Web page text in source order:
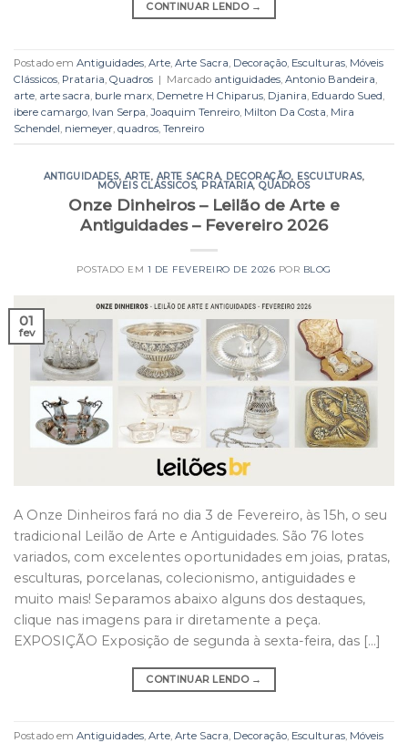
CONTINUAR LENDO →
Postado em Antiguidades, Arte, Arte Sacra, Decoração, Esculturas, Móveis
Clássicos, Prataria, Quadros | Marcado antiguidades, Antonio Bandeira,
arte, arte sacra, burle marx, Demetre H Chiparus, Djanira, Eduardo Sued,
ibere camargo, Ivan Serpa, Joaquim Tenreiro, Milton Da Costa, Mira
Schendel, niemeyer, quadros, Tenreiro
ANTIGUIDADES, ARTE, ARTE SACRA, DECORAÇÃO, ESCULTURAS,
MÓVEIS CLÁSSICOS, PRATARIA,QUADROS
Onze Dinheiros – Leilão de Arte e
Antiguidades – Fevereiro 2026
POSTADO EM 1 DE FEVEREIRO DE 2026 POR BLOG
01
fev
A Onze Dinheiros fará no dia 3 de Fevereiro, às 15h, o seu
tradicional Leilão de Arte e Antiguidades. São 76 lotes
variados, com excelentes oportunidades em joias, pratas,
esculturas, porcelanas, colecionismo, antiguidades e
muito mais! Separamos abaixo alguns dos destaques,
clique nas imagens para ir diretamente a peça.
EXPOSIÇÃO Exposição de segunda à sexta-feira, das […]
CONTINUAR LENDO →
Postado em Antiguidades Arte Arte Sacra Decoração Esculturas Móveis